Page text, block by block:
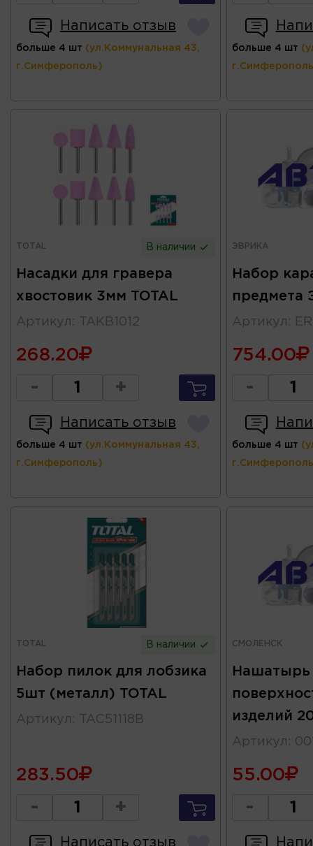
Написать отзыв
больше 4 шт (ул.Коммунальная 43,
г.Симферополь)
больше 4 шт
TOTAL В наличии
Насадки для гравера
хвостовик 3мм TOTAL
Артикул : TAKB1012
268.20
- +
Написать отзыв
больше 4 шт (ул.Коммунальная 43,
г.Симферополь)
ЭВРИКА
Набор
предмета
Артикул :
754.00
-
больше 4 шт
TOTAL В наличии
Набор пилок для лобзика
5шт (металл) TOTAL
Артикул : TAC51118B
283.50
- +
Написать отзыв
СМОЛЕНСК
Нашатырь
изделий
Артикул :
55.00
-